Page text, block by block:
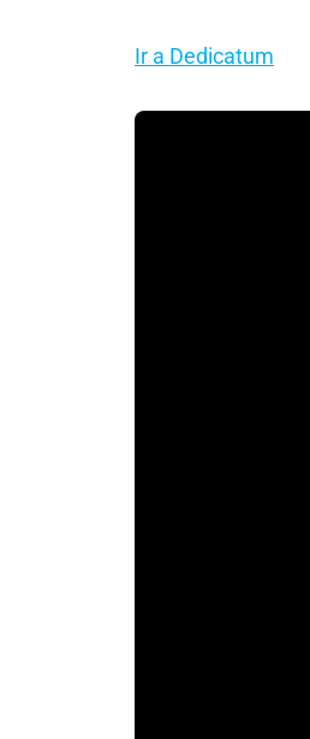
Ir a Dedicatum